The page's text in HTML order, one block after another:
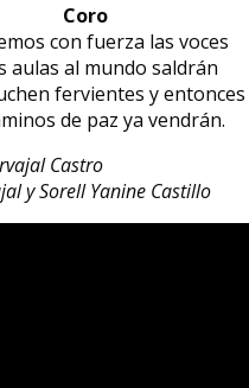
Coro
con fuerza las voces
aulas al mundo saldrán
fervientes y entonces
de paz ya vendrán.
Castro
y Sorell Yanine Castillo